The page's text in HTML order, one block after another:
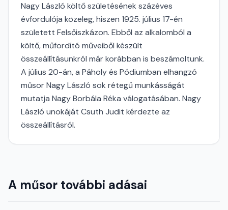
Nagy László költő születésének százéves
évfordulója közeleg, hiszen 1925. július 17-én
született Felsőiszkázon. Ebből az alkalomból a
költő, műfordító műveiből készült
összeállításunkról már korábban is beszámoltunk.
A július 20-án, a Páholy és Pódiumban elhangzó
műsor Nagy László sok rétegű munkásságát
mutatja Nagy Borbála Réka válogatásában. Nagy
László unokáját Csuth Judit kérdezte az
összeállításról.
A műsor további adásai